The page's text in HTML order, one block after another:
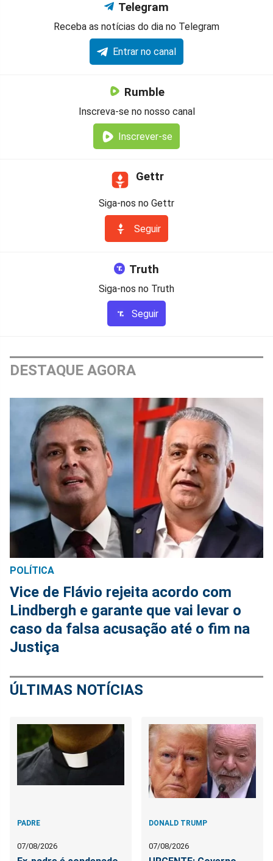
Telegram
Receba as notícias do dia no Telegram
Entrar no canal
Rumble
Inscreva-se no nosso canal
Inscrever-se
Gettr
Siga-nos no Gettr
Seguir
Truth
Siga-nos no Truth
Seguir
DESTAQUE AGORA
POLÍTICA
Vice de Flávio rejeita acordo com
Lindbergh e garante que vai levar o
caso da falsa acusação até o fim na
Justiça
ÚLTIMAS NOTÍCIAS
PADRE
07/08/2026
DONALD TRUMP
07/08/2026